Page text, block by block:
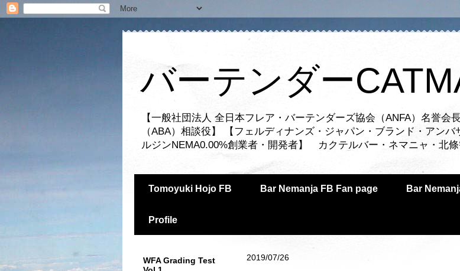
バーテンダー
【一般社団法人 全日本フレア・バーテンダーズ協会（ANFA）名誉会
（ABA）相談役】 【フェルディナンズ・ジャパン・ブランド・アン
ルジンNEMA0.00%創業者・開発者】 カクテルバー・ネマニャ・北條
Tomoyuki Hojo FB Bar Nemanja FB Fan page Bar
Profile
2019/07/26
WFA Grading Test